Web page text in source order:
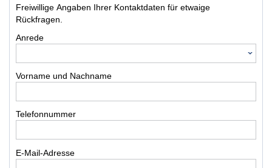
Freiwillige Angaben Ihrer Kontaktdaten für etwaige
Rückfragen.
Anrede
Vorname und Nachname
Telefonnummer
E-Mail-Adresse